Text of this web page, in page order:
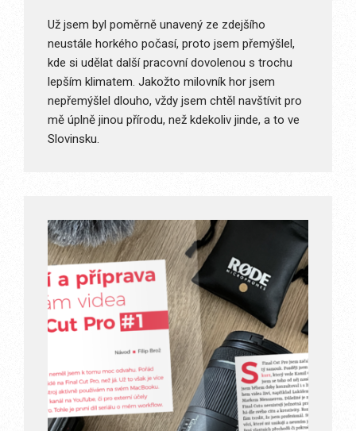
Už jsem byl poměrně unavený ze zdejšího
neustále horkého počasí, proto jsem přemýšlel,
kde si udělat další pracovní dovolenou s trochu
lepším klimatem. Jakožto milovník hor jsem
nepřemýšlel dlouho, vždy jsem chtěl navštívit pro
mě úplně jinou přírodu, než kdekoliv jinde, a to ve
Slovinsku.